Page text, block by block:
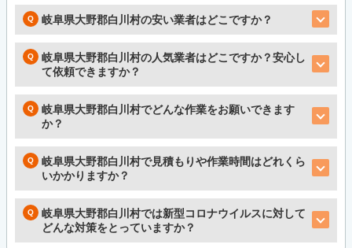
岐阜県大野郡白川村の安い業者はどこですか？
岐阜県大野郡白川村の人気業者はどこですか？安心し
て依頼できますか？
岐阜県大野郡白川村でどんな作業をお願いできます
か？
岐阜県大野郡白川村で見積もりや作業時間はどれくら
いかかりますか？
岐阜県大野郡白川村では新型コロナウイルスに対して
どんな対策をとっていますか？